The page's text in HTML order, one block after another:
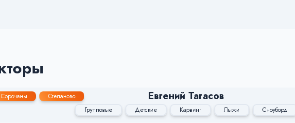
Сорочаны Степаново Евгений Тагасов
Групповые Детские Карвинг Лыжи Сноуборд